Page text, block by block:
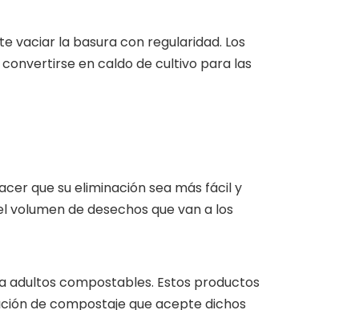
vaciar la basura con regularidad. Los
en caldo de cultivo para las
que su eliminación sea más fácil y
de desechos que van a los
adultos compostables. Estos productos
de compostaje que acepte dichos